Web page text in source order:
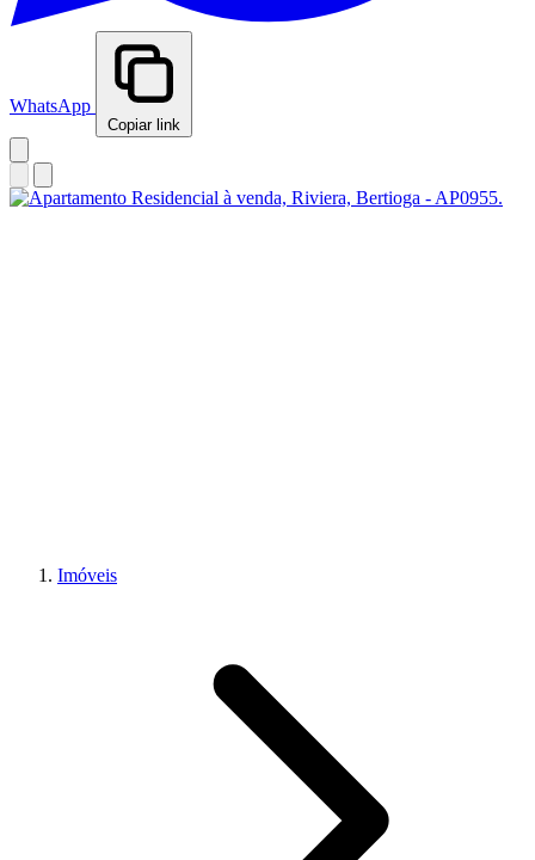
WhatsApp
Copiar link
Imóveis